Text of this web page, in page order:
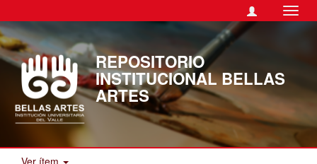
REPOSITORIO
INSTITUCIONAL BELLAS
ARTES
Ver ítem